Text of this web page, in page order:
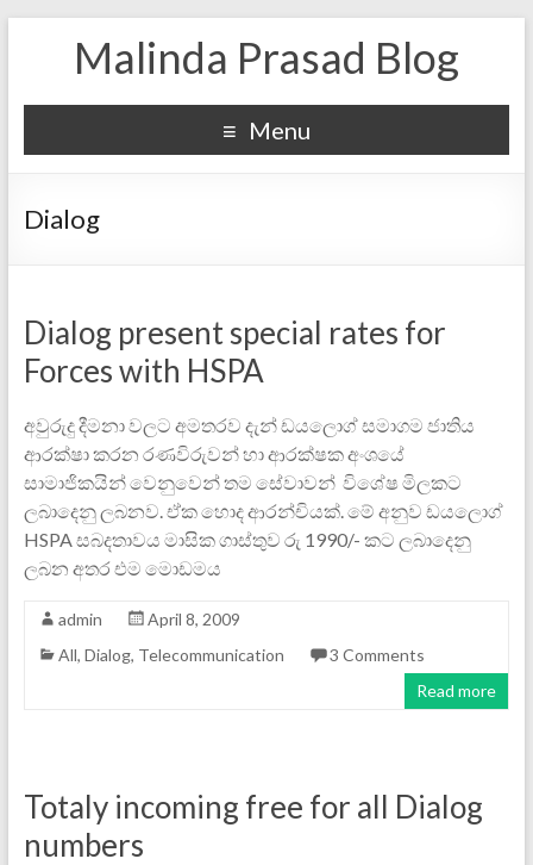
Malinda Prasad Blog
Menu
Dialog
Dialog present special rates for
Forces with HSPA
අවුරුදු දීමනා ව‍ලට අමතරව දැන් ඩයලොග් සමාගම ජාතිය
ආරක්ෂා කරන රණවිරුවන් හා ආරක්ෂක අංශයේ
සාමාජිකයින් වෙනුවෙන් තම සේවාවන් විශේෂ මිලකට
ලබාදෙනු ලබනව. ඒක හොද ආරන්චියක්. මේ අනුව ඩයලොග්
HSPA සබදතාවය මාසික ගාස්තුව රු 1990/- කට ලබාදෙනු
ලබන අතර එම මොඩමය
admin
April 8, 2009
All, Dialog, Telecommunication
3 Comments
Read more
Totaly incoming free for all Dialog
numbers